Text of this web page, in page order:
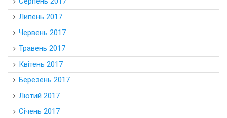
Липень 2017
Червень 2017
Травень 2017
Квітень 2017
Березень 2017
Лютий 2017
Січень 2017